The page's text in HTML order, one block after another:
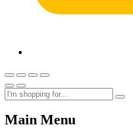
Main Menu